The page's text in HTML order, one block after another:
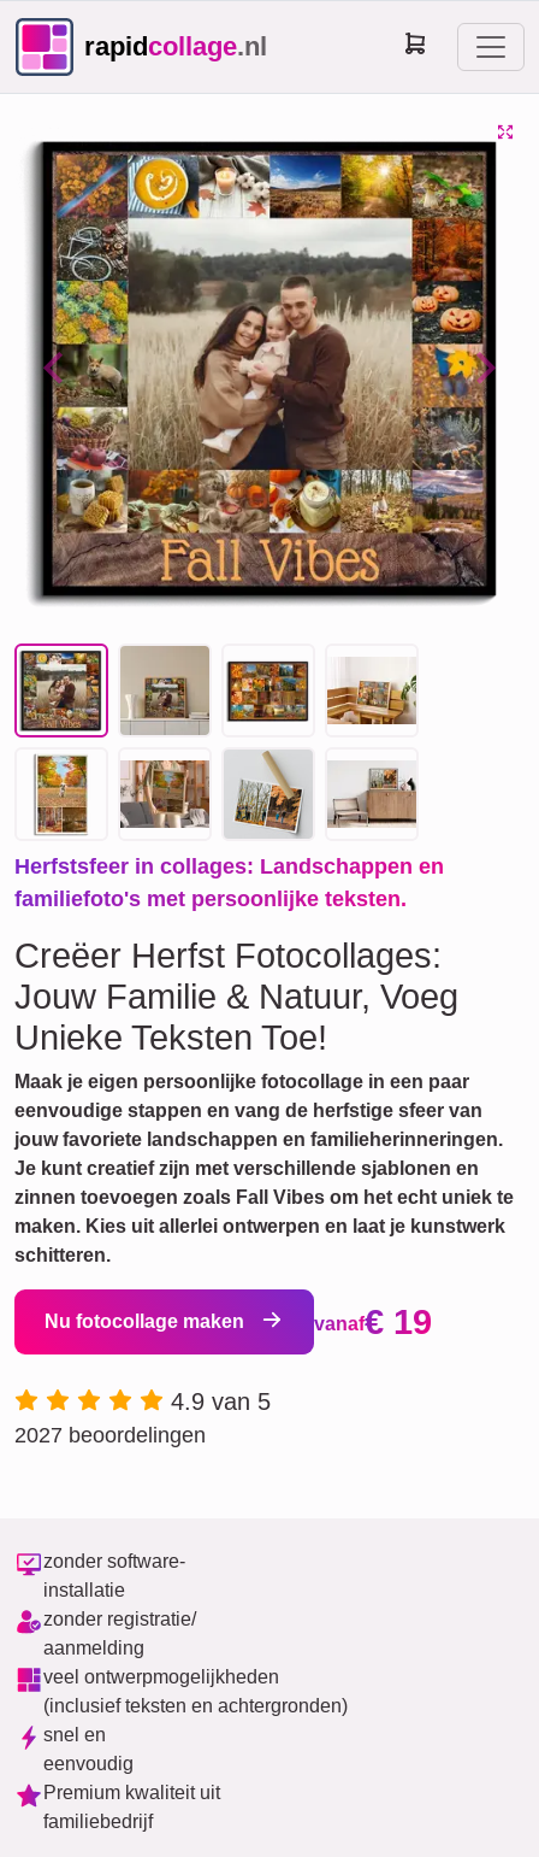
rapidcollage.nl
Previous Next
Herfstsfeer in collages: Landschappen en
familiefoto's met persoonlijke teksten.
Creëer Herfst Fotocollages:
Jouw Familie & Natuur, Voeg
Unieke Teksten Toe!
Maak je eigen persoonlijke fotocollage in een paar
eenvoudige stappen en vang de herfstige sfeer van
jouw favoriete landschappen en familieherinneringen.
Je kunt creatief zijn met verschillende sjablonen en
zinnen toevoegen zoals Fall Vibes om het echt uniek te
maken. Kies uit allerlei ontwerpen en laat je kunstwerk
schitteren.
Nu fotocollage maken vanaf€ 19
4.9 van 5
2027 beoordelingen
zonder software-
installatie
zonder registratie/
aanmelding
veel ontwerpmogelijkheden
(inclusief teksten en achtergronden)
snel en
eenvoudig
Premium kwaliteit uit
familiebedrijf